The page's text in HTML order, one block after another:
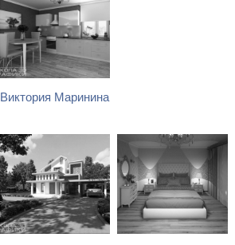
Виктория Маринина